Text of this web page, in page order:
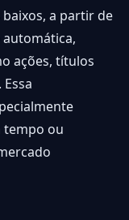
a partir de
automática,
ações, títulos
tempo ou